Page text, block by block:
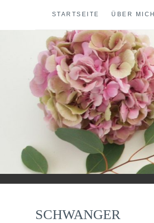
content
STARTSEITE ÜBER MICH
SCHWANGER